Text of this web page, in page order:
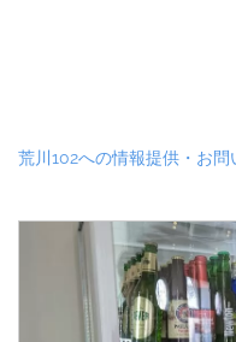
荒川102への情報提供・お問